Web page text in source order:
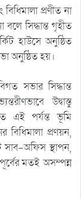
প্রণীত না
সিদ্ধান্ত গৃহীত
হাউসে অনুষ্ঠিত
অনুষ্ঠিত হয়।
সভার সিদ্ধান্ত
উদ্বাস্তু
এই পর্যন্ত ভূমি
প্রণয়ন,
সাব-অফিস স্থাপন,
মতই অসম্পন্ন